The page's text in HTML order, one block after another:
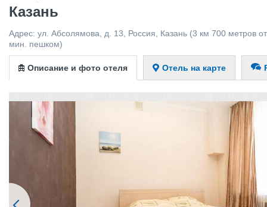
Казань
Адрес: ул. Абсолямова, д. 13 Россия Казань (3 км 700 метров
мин. пешком)
Описание и фото отеля Отель на карте